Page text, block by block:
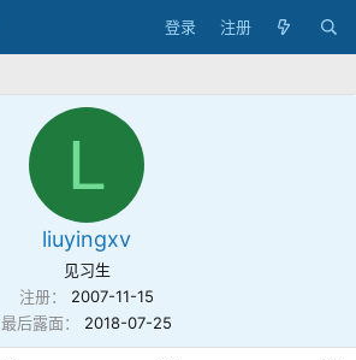
登录 注册
L
liuyingxv
见习生
注册
2007-11-15
最后露面
2018-07-25